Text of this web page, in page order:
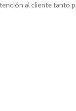
al cliente tanto